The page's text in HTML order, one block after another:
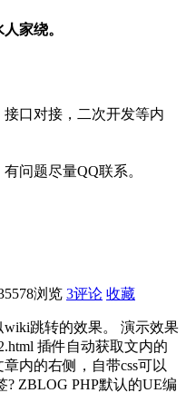
家绕。
口对接，二次开发等内
问题尽量QQ联系。
浏览 3评论 收藏
跳转的效果。 演示效果
插件自动获取文内的
内的右侧，自带css可以
ZBLOG PHP默认的UE编